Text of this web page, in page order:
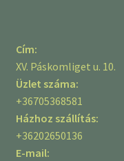
Cím:
XV. Páskomliget u. 10.
Üzlet száma:
+36705368581
Házhoz szállítás:
+36202650136
E-mail: